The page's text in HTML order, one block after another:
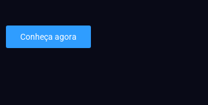
Conheça agora